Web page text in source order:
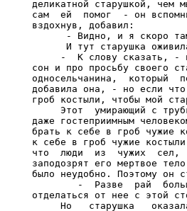
деликатной старушкой, чем
сам  ей  помог  - он
вздохнув, добавил:
- Видно, и я скоро
И тут старушка
-  К слову сказать, -
сон и про просьбу своего
односельчанина,  который
добавила она, - но если
гроб костыли, чтобы мой
Этот  умирающий с
даже гостеприимным
брать к себе в гроб чужие
к себе в гроб чужие
что  люди  из  чужих  сел,
заподозрят его мертвое
было неудобно. Поэтому он
-  Разве  рай
отделаться от нее с этой
Но   старушка